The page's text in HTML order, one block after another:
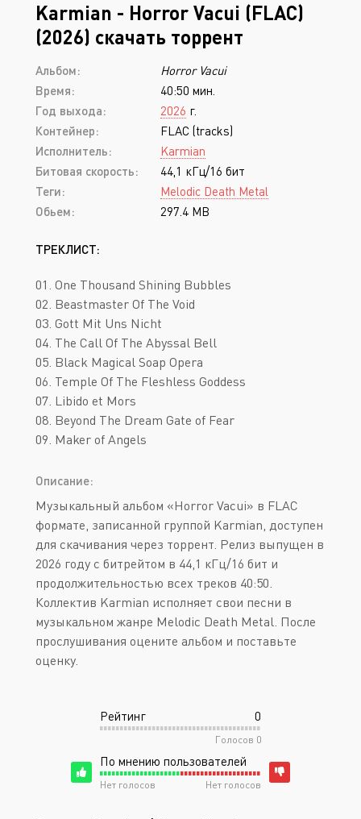
Karmian - Horror Vacui (FLAC)
(2026) скачать торрент
Альбом:
Horror Vacui
Время:
40:50 мин.
Год выхода:
2026 г.
Контейнер:
FLAC (tracks)
Исполнитель:
Karmian
Битовая скорость:
44,1 кГц/16 бит
Теги:
Melodic Death Metal
Обьем:
297.4 MB
ТРЕКЛИСТ:
01. One Thousand Shining Bubbles
02. Beastmaster Of The Void
03. Gott Mit Uns Nicht
04. The Call Of The Abyssal Bell
05. Black Magical Soap Opera
06. Temple Of The Fleshless Goddess
07. Libido et Mors
08. Beyond The Dream Gate of Fear
09. Maker of Angels
Описание:
Музыкальный альбом «Horror Vacui» в FLAC
формате, записанной группой Karmian, доступен
для скачивания через торрент. Релиз выпущен в
2026 году с битрейтом в 44,1 кГц/16 бит и
продолжительностью всех треков 40:50.
Коллектив Karmian исполняет свои песни в
музыкальном жанре Melodic Death Metal. После
прослушивания оцените альбом и поставьте
оценку.
Рейтинг 0
Голосов 0
По мнению пользователей
Нет голосов Нет голосов